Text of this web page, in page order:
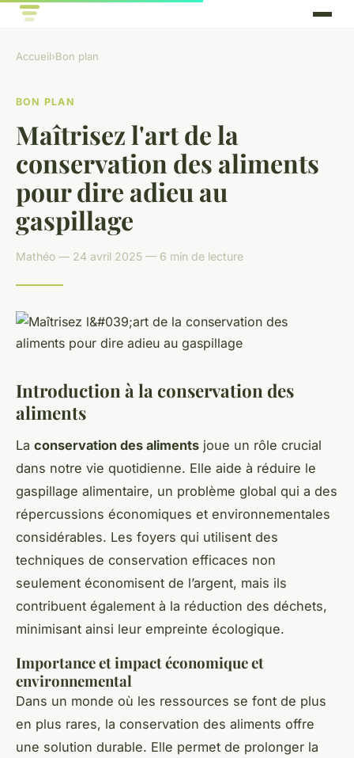
Accueil›Bon plan
BON PLAN
Maîtrisez l'art de la
conservation des aliments
pour dire adieu au
gaspillage
Mathéo — 24 avril 2025 — 6 min de lecture
Introduction à la conservation des
aliments
La conservation des aliments joue un rôle crucial
dans notre vie quotidienne. Elle aide à réduire le
gaspillage alimentaire, un problème global qui a des
répercussions économiques et environnementales
considérables. Les foyers qui utilisent des
techniques de conservation efficaces non
seulement économisent de l’argent, mais ils
contribuent également à la réduction des déchets,
minimisant ainsi leur empreinte écologique.
Importance et impact économique et
environnemental
Dans un monde où les ressources se font de plus
en plus rares, la conservation des aliments offre
une solution durable. Elle permet de prolonger la